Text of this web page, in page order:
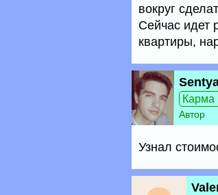
вокруг
Сейчас идет
квартиры,
Карма
Автор
Узнал